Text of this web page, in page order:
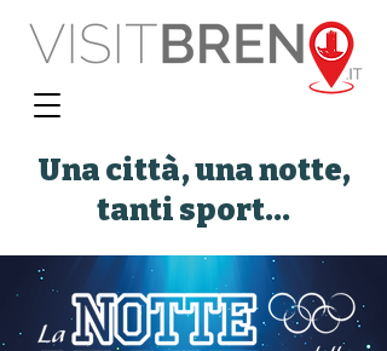
Una città, una notte,
tanti sport...